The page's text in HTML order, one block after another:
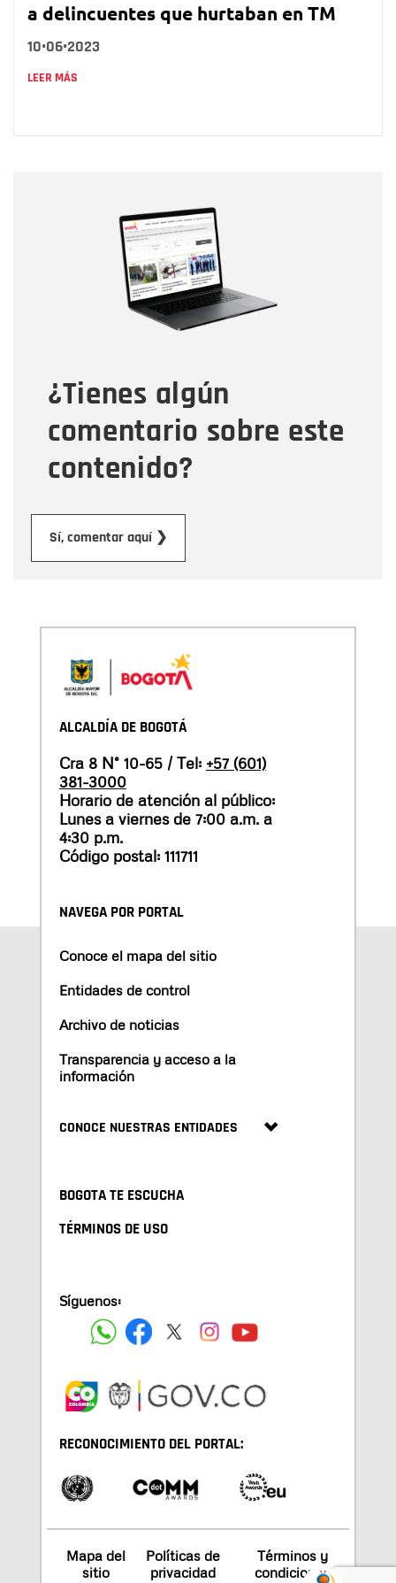
a delincuentes que hurtaban en TM
10•06•2023
LEER MÁS
¿Tienes algún
comentario sobre este
contenido?
Sí, comentar aquí ❯
Correo electrónico
Tipo de comentario
Mensaje
ALCALDÍA DE BOGOTÁ
Cra 8 N° 10-65 / Tel: +57 (601)
381-3000
Horario de atención al público:
Lunes a viernes de 7:00 a.m. a
4:30 p.m.
Código postal: 111711
NAVEGA POR PORTAL
Conoce el mapa del sitio
Entidades de control
Archivo de noticias
Transparencia y acceso a la
información
CONOCE NUESTRAS ENTIDADES
BOGOTA TE ESCUCHA
TÉRMINOS DE USO
Síguenos:
RECONOCIMIENTO DEL PORTAL:
Mapa del
sitio
Políticas de
privacidad
Términos y
condiciones